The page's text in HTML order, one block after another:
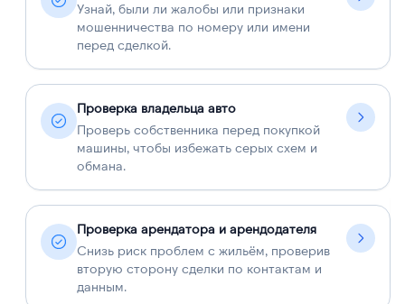
Узнай, были ли жалобы или признаки
мошенничества по номеру или имени
перед сделкой.
Проверка владельца авто
Проверь собственника перед покупкой
машины, чтобы избежать серых схем и
обмана.
Проверка арендатора и арендодателя
Снизь риск проблем с жильём, проверив
вторую сторону сделки по контактам и
данным.